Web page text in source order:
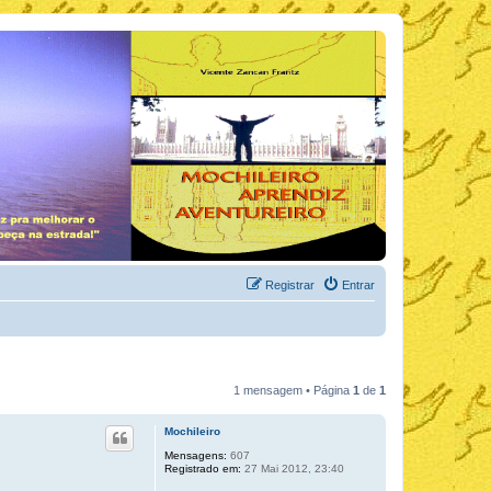
Entrar
Registrar
1 mensagem • Página 1 de 1
Mochileiro
Mensagens: 607
Registrado em: 27 Mai 2012, 23:40